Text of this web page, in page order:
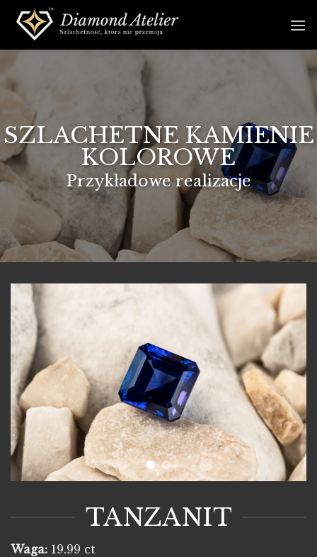
Skip
content
SZLACHETNE KAMIENIE
KOLOROWE
Przykładowe realizacje
TANZANIT
Waga: 19.99 ct